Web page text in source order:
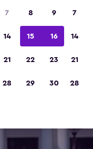
7 8 9
14 15 16
21 22 23
28 29 30
7
14
21
28